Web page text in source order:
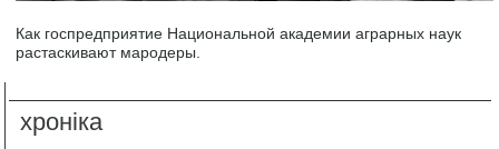
Как госпредприятие Национальной академии аграрных наук
растаскивают мародеры.
хроніка